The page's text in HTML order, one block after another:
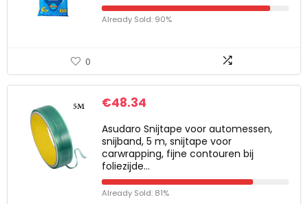
Already Sold: 90%
0
€48.34
Asudaro Snijtape voor automessen,
snijband, 5 m, snijtape voor
carwrapping, fijne contouren bij
foliezijde…
Already Sold: 81%